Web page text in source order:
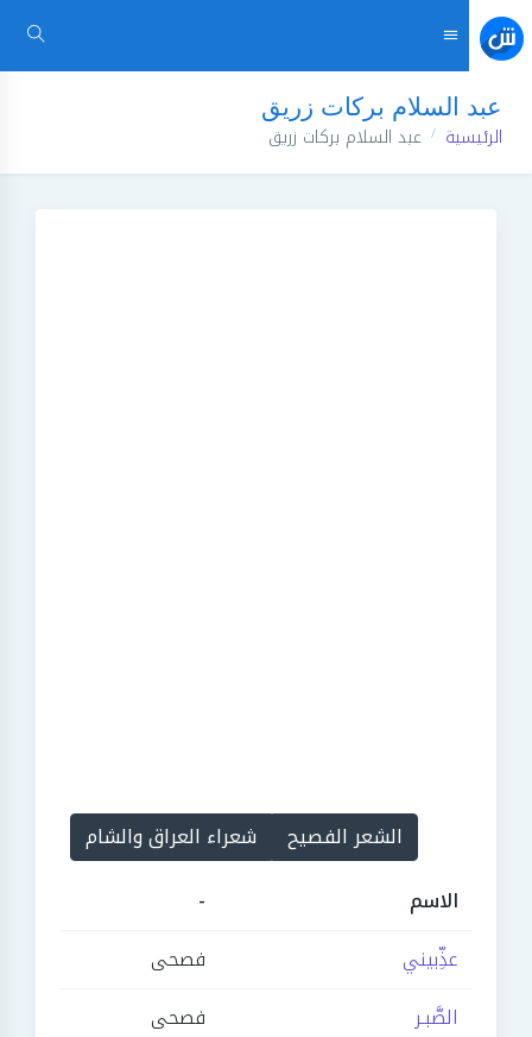
عبد السلام بركات زريق
الرئيسية عبد السلام بركات زريق
الشعر الفصيح
شعراء العراق والشام
الاسم
-
عذِّبيني
فصحى
الصَّبـر
فصحى